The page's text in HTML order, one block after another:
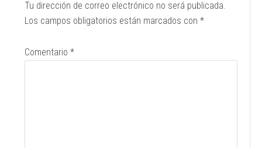
Tu dirección de correo electrónico no será publicada.
Los campos obligatorios están marcados con*
Comentario*